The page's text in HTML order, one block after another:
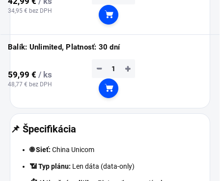
34,95 € bez DPH
Do košíka
Balík: Unlimited, Platnosť: 30 dní
59,99 € / ks
48,77 € bez DPH
+
−
Do košíka
📌 Špecifikácia
🌐 Sieť: China Unicom
📶 Typ plánu: Len dáta (data-only)